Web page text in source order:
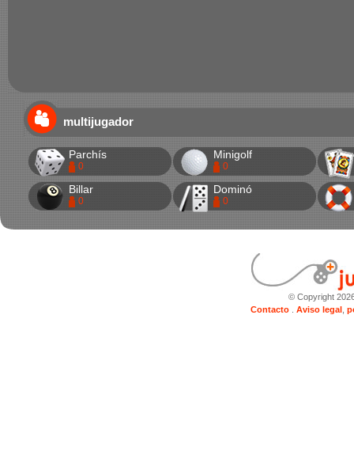
multijugador
Parchís
0
Billar
0
Minigolf
0
Dominó
0
© Copyright
Contacto
Aviso legal